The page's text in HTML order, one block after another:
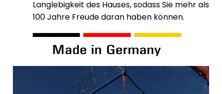
Langlebigkeit des Hauses, sodass Sie mehr als
100 Jahre Freude daran haben können.